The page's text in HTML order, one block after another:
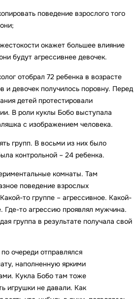
поведение взрослого того
окажет большее влияние
будут агрессивнее девочек.
отобрал 72 ребенка в возрасте
и девочек получилось поровну. Перед
детей протестировали
В роли куклы Бобо выступала
с изображением человека.
групп. В восьми из них было
контрольной – 24 ребенка.
комнаты. Там
поведение взрослых
то группе – агрессивное. Какой-
Где-то агрессию проявлял мужчина.
группа в результате получала свой
очереди отправлялся
наполненную яркими
Кукла Бобо там тоже
игрушки не давали. Как